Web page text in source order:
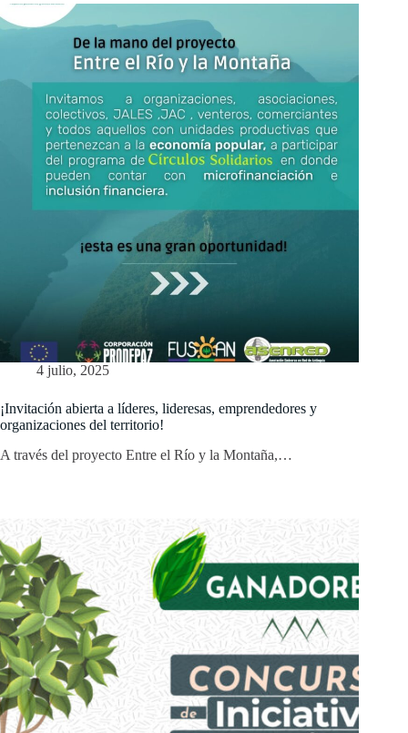
4 julio, 2025
¡Invitación abierta a líderes, lideresas, emprendedores y
organizaciones del territorio!
A través del proyecto Entre el Río y la Montaña,…